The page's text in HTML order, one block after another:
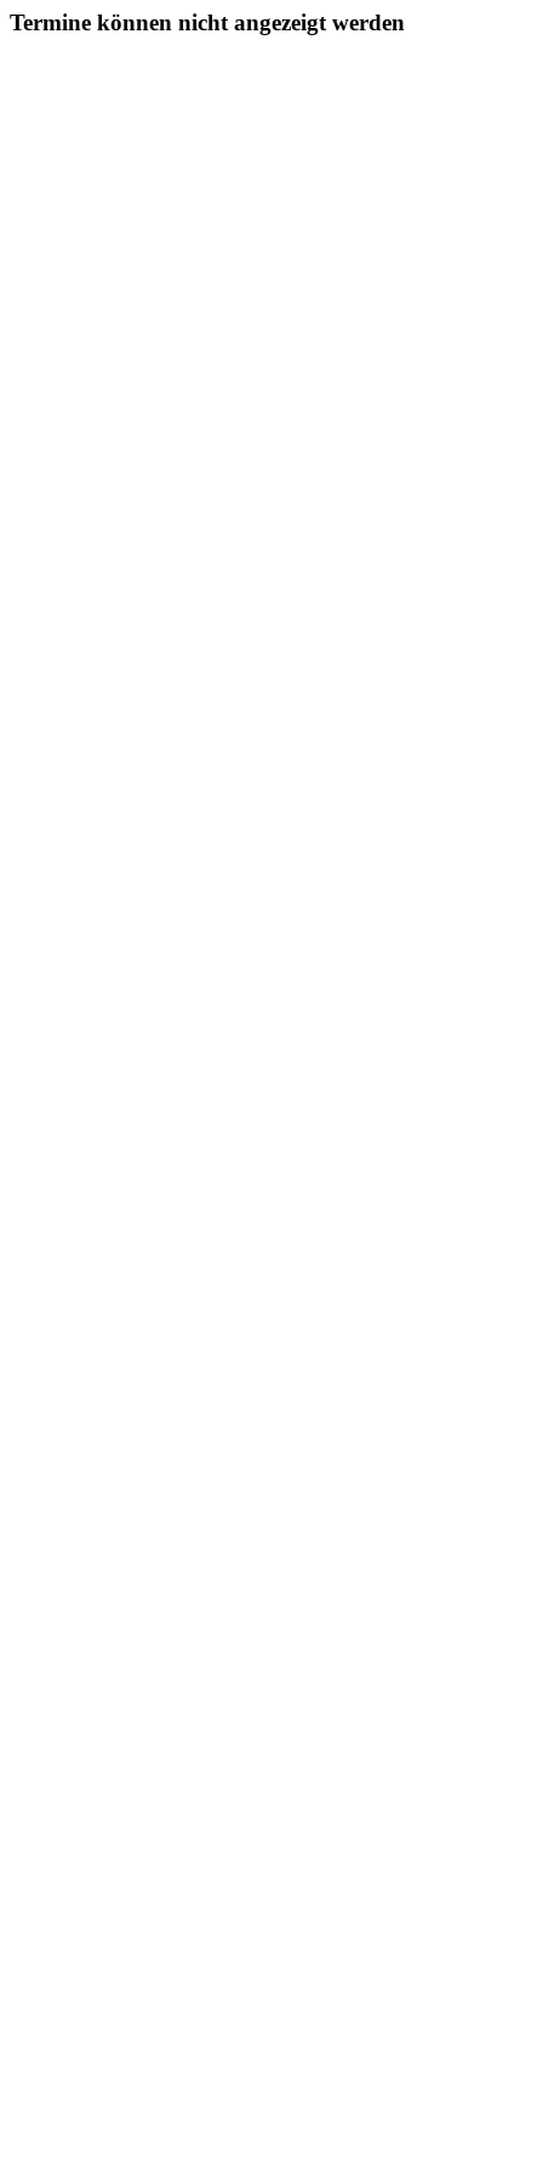
Termine können nicht angezeigt werden